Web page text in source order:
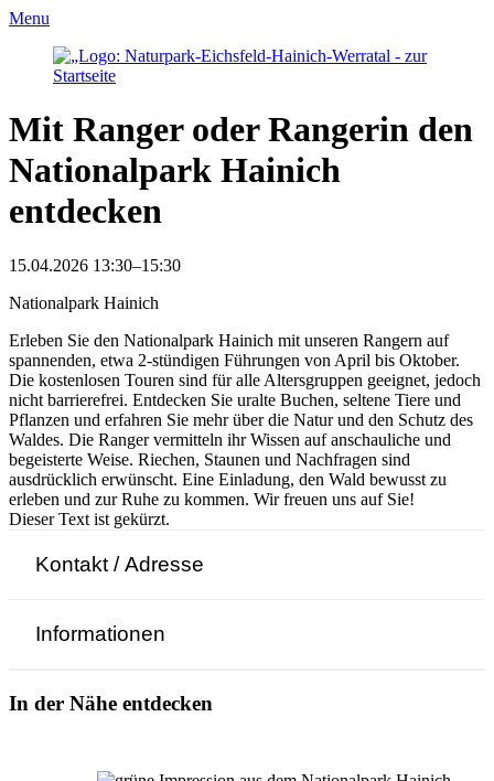
Menu
Mit Ranger oder Rangerin den
Nationalpark Hainich
entdecken
15.04.2026 13:30–15:30
Nationalpark Hainich
Erleben Sie den Nationalpark Hainich mit unseren Rangern auf
spannenden, etwa 2-stündigen Führungen von April bis Oktober.
Die kostenlosen Touren sind für alle Altersgruppen geeignet, jedoch
nicht barrierefrei. Entdecken Sie uralte Buchen, seltene Tiere und
Pflanzen und erfahren Sie mehr über die Natur und den Schutz des
Waldes. Die Ranger vermitteln ihr Wissen auf anschauliche und
begeisterte Weise. Riechen, Staunen und Nachfragen sind
ausdrücklich erwünscht. Eine Einladung, den Wald bewusst zu
erleben und zur Ruhe zu kommen. Wir freuen uns auf Sie!
Dieser Text ist gekürzt.
Kontakt / Adresse
Informationen
In der Nähe entdecken